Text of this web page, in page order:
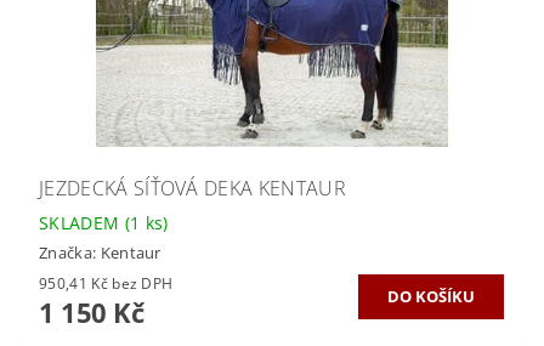
JEZDECKÁ SÍŤOVÁ DEKA KENTAUR
SKLADEM (1 ks)
Značka: Kentaur
950,41 Kč bez DPH
1 150 Kč